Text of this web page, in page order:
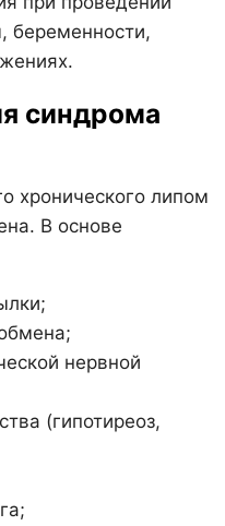
беременности,
синдрома
хронического липом
В основе
нервной
(гипотиреоз,